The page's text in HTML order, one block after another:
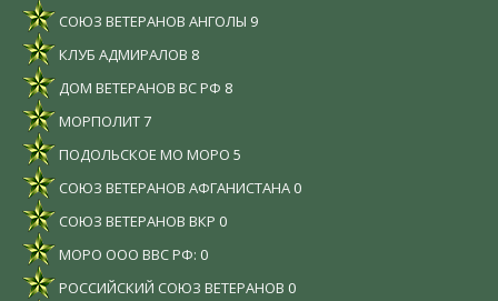
СОЮЗ ВЕТЕРАНОВ АНГОЛЫ 9
КЛУБ АДМИРАЛОВ 8
ДОМ ВЕТЕРАНОВ ВС РФ 8
МОРПОЛИТ7
ПОДОЛЬСКОЕ МО МОРО 5
СОЮЗ ВЕТЕРАНОВ АФГАНИСТАНА 0
СОЮЗ ВЕТЕРАНОВ ВКР 0
МОРО ООО ВВС РФ: 0
РОССИЙСКИЙ СОЮЗ ВЕТЕРАНОВ 0